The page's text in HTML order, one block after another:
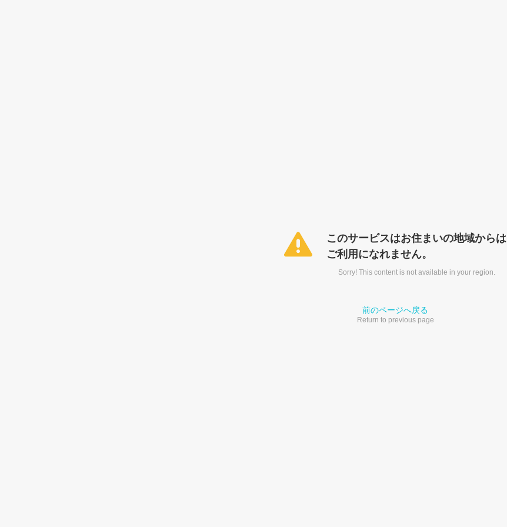
このサービスはお住まいの地域からは
ご利用になれません。
Sorry! This content is not available in your region.
前のページへ戻る
Return to previous page